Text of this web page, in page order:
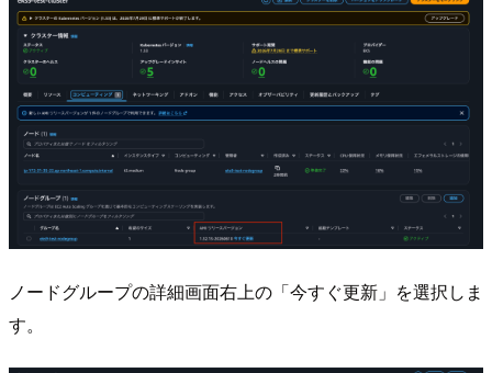
ノードグループの詳細画面右上の「今すぐ更新」を選択しま
す。